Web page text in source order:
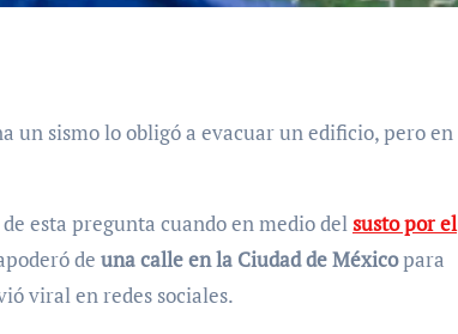
esta pregunta cuando en medio delsusto por el
de una calle en la Ciudad de Méxicopara
viral en redes sociales.